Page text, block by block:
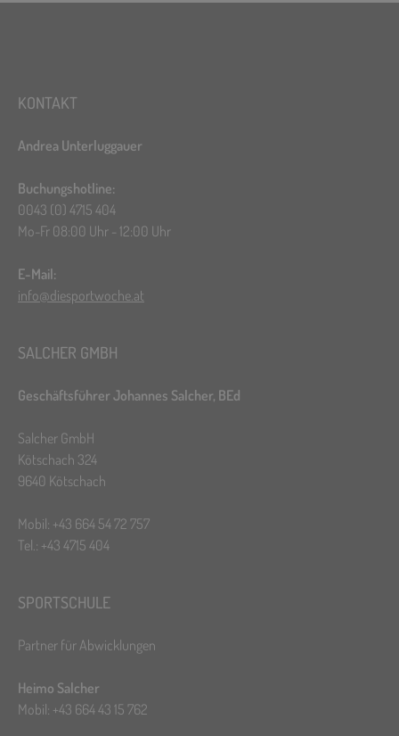
KONTAKT
Andrea Unterluggauer
Buchungshotline:
0043 (0) 4715 404
Mo-Fr 08:00 Uhr - 12:00 Uhr
E-Mail:
info@diesportwoche.at
SALCHER GMBH
Geschäftsführer Johannes Salcher, BEd
Salcher GmbH
Kötschach 324
9640 Kötschach
Mobil: +43 664 54 72 757
Tel.: +43 4715 404
SPORTSCHULE
Partner für Abwicklungen
Heimo Salcher
Mobil: +43 664 43 15 762